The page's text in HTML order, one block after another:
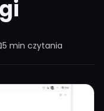
5 min czytania